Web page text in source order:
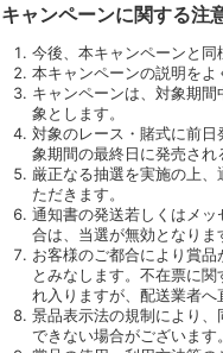
キャンペーンに関する注
今後、本キャンペーンと同
本キャンペーンの説明をよ
キャンペーンは、対象期
象とします。
対象のレース・賭式に前
象期間の最終日に発売され
厳正なる抽選を実施の上
ただきます。
通知書の発送若しくはメ
合は、当選が無効となりま
お客様のご都合により賞
とみなします。不在票に
れ入りますが、配送業者へ
景品表示法の規制により
できない場合がございます。